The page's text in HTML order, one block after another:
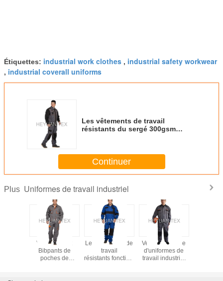
Étiquettes: industrial work clothes , industrial safety workwear
, industrial coverall uniforms
Les vêtements de travail
résistants du sergé 300gsm
Continuer
Plus Uniformes de travail industriel
Veste multi et
Bibpants de
poches de
Les vêtements de
travail
résistants fonctionnels
Vent confortable
d'uniformes de
travail industriel